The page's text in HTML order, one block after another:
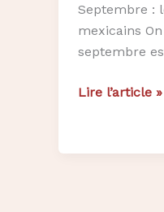
passer
à
table
Septembre :
mexicains
septembre
Septembre
mois
Lire l’article »